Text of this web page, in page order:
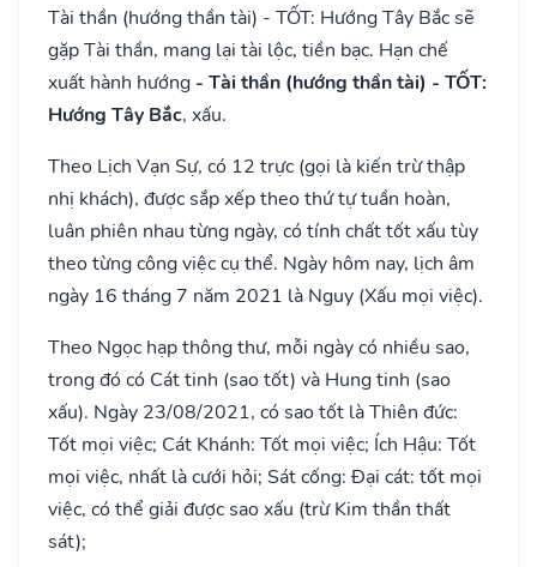
Tài thần (hướng thần tài) - TỐT: Hướng Tây Bắc sẽ
gặp Tài thần, mang lại tài lộc, tiền bạc. Hạn chế
xuất hành hướng - Tài thần (hướng thần tài) - TỐT:
Hướng Tây Bắc, xấu.
Theo Lịch Vạn Sự, có 12 trực (gọi là kiến trừ thập
nhị khách), được sắp xếp theo thứ tự tuần hoàn,
luân phiên nhau từng ngày, có tính chất tốt xấu tùy
theo từng công việc cụ thể. Ngày hôm nay, lịch âm
ngày 16 tháng 7 năm 2021 là Nguy (Xấu mọi việc).
Theo Ngọc hạp thông thư, mỗi ngày có nhiều sao,
trong đó có Cát tinh (sao tốt) và Hung tinh (sao
xấu). Ngày 23/08/2021, có sao tốt là Thiên đức:
Tốt mọi việc; Cát Khánh: Tốt mọi việc; Ích Hậu: Tốt
mọi việc, nhất là cưới hỏi; Sát cống: Đại cát: tốt mọi
việc, có thể giải được sao xấu (trừ Kim thần thất
sát);